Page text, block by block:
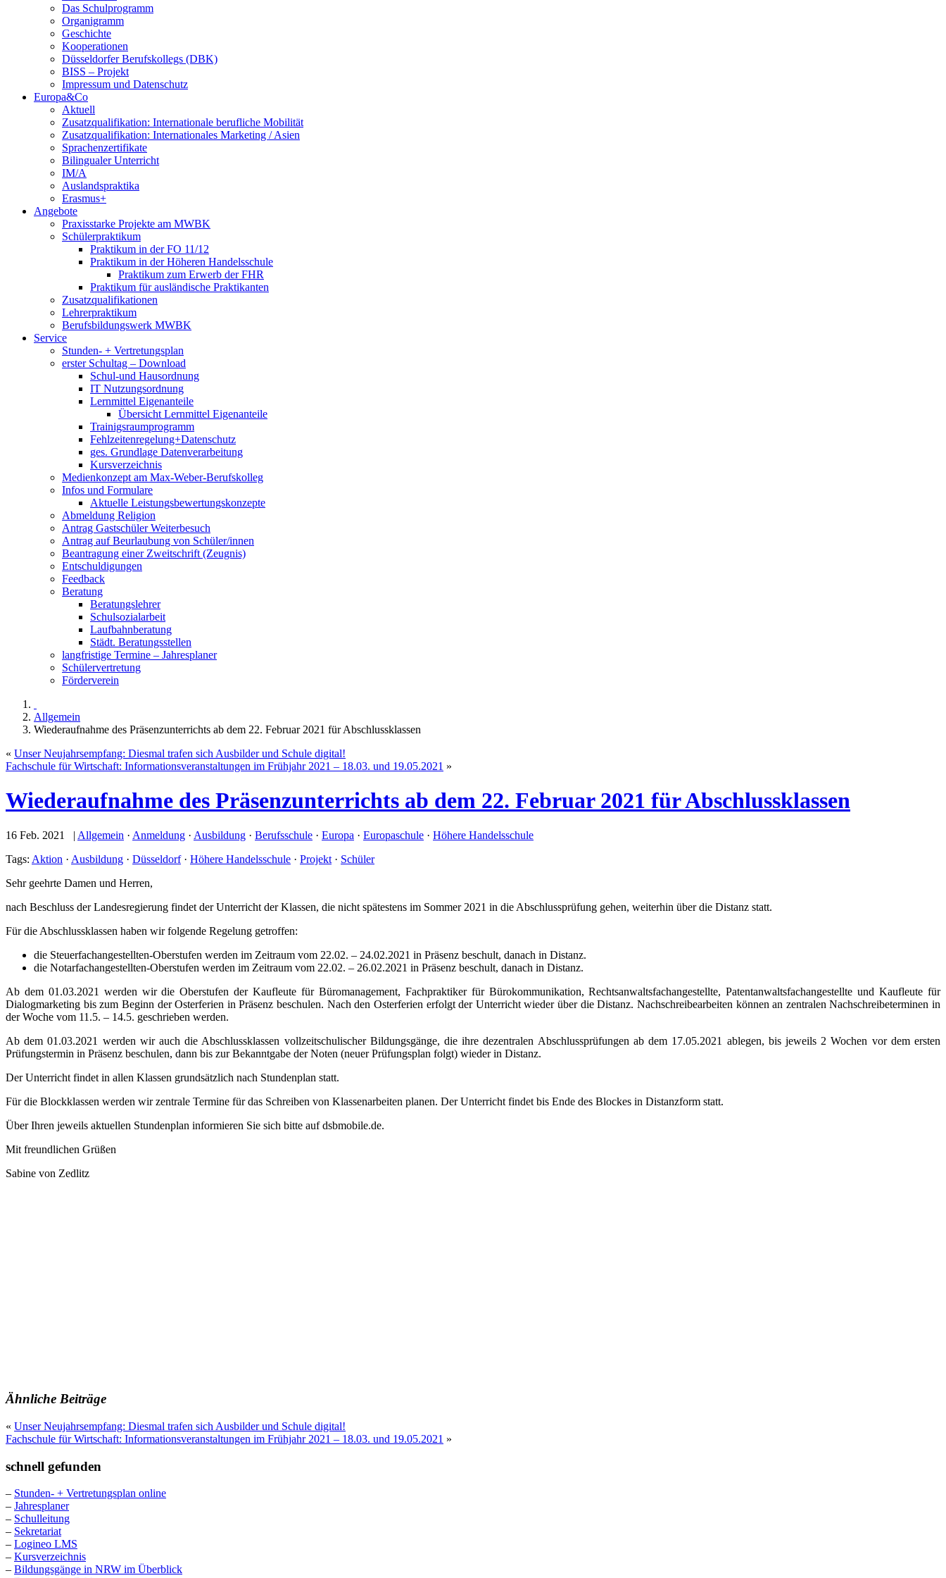
Das Schulprogramm
Organigramm
Geschichte
Kooperationen
Düsseldorfer Berufskollegs (DBK)
BISS – Projekt
Impressum und Datenschutz
Europa&Co
Aktuell
Zusatzqualifikation: Internationale berufliche Mobilität
Zusatzqualifikation: Internationales Marketing / Asien
Sprachenzertifikate
Bilingualer Unterricht
IM/A
Auslandspraktika
Erasmus+
Angebote
Praxisstarke Projekte am MWBK
Schülerpraktikum
Praktikum in der FO 11/12
Praktikum in der Höheren Handelsschule
Praktikum zum Erwerb der FHR
Praktikum für ausländische Praktikanten
Zusatzqualifikationen
Lehrerpraktikum
Berufsbildungswerk MWBK
Service
Stunden- + Vertretungsplan
erster Schultag – Download
Schul-und Hausordnung
IT Nutzungsordnung
Lernmittel Eigenanteile
Übersicht Lernmittel Eigenanteile
Trainigsraumprogramm
Fehlzeitenregelung+Datenschutz
ges. Grundlage Datenverarbeitung
Kursverzeichnis
Medienkonzept am Max-Weber-Berufskolleg
Infos und Formulare
Aktuelle Leistungsbewertungskonzepte
Abmeldung Religion
Antrag Gastschüler Weiterbesuch
Antrag auf Beurlaubung von Schüler/innen
Beantragung einer Zweitschrift (Zeugnis)
Entschuldigungen
Feedback
Beratung
Beratungslehrer
Schulsozialarbeit
Laufbahnberatung
Städt. Beratungsstellen
langfristige Termine – Jahresplaner
Schülervertretung
Förderverein
Allgemein
Wiederaufnahme des Präsenzunterrichts ab dem 22. Februar 2021 für Abschlussklassen
« Unser Neujahrsempfang: Diesmal trafen sich Ausbilder und Schule digital!
Fachschule für Wirtschaft: Informationsveranstaltungen im Frühjahr 2021 – 18.03. und 19.05.2021 »
Wiederaufnahme des Präsenzunterrichts ab dem 22. Februar 2021 für Abschlussklassen
16 Feb. 2021 | Allgemein · Anmeldung · Ausbildung · Berufsschule · Europa · Europaschule · Höhere Handelsschule
Tags: Aktion · Ausbildung · Düsseldorf· Höhere Handelsschule · Projekt · Schüler
Sehr geehrte Damen und Herren,
nach Beschluss der Landesregierung findet der Unterricht der Klassen, die nicht spätestens im Sommer 2021 in die Abschlussprüfung gehen, weiterhin über die Distanz statt.
Für die Abschlussklassen haben wir folgende Regelung getroffen:
die Steuerfachangestellten-Oberstufen werden im Zeitraum vom 22.02. – 24.02.2021 in Präsenz beschult, danach in Distanz.
die Notarfachangestellten-Oberstufen werden im Zeitraum vom 22.02. – 26.02.2021 in Präsenz beschult, danach in Distanz.
Ab dem 01.03.2021 werden wir die Oberstufen der Kaufleute für Büromanagement, Fachpraktiker für Bürokommunikation, Rechtsanwaltsfachangestellte, Patentanwaltsfachangestellte und Kaufleute für
Dialogmarketing bis zum Beginn der Osterferien in Präsenz beschulen. Nach den Osterferien erfolgt der Unterricht wieder über die Distanz. Nachschreibearbeiten können an zentralen Nachschreibeterminen in
der Woche vom 11.5. – 14.5. geschrieben werden.
Ab dem 01.03.2021 werden wir auch die Abschlussklassen vollzeitschulischer Bildungsgänge, die ihre dezentralen Abschlussprüfungen ab dem 17.05.2021 ablegen, bis jeweils 2 Wochen vor dem ersten
Prüfungstermin in Präsenz beschulen, dann bis zur Bekanntgabe der Noten (neuer Prüfungsplan folgt) wieder in Distanz.
Der Unterricht findet in allen Klassen grundsätzlich nach Stundenplan statt.
Für die Blockklassen werden wir zentrale Termine für das Schreiben von Klassenarbeiten planen. Der Unterricht findet bis Ende des Blockes in Distanzform statt.
Über Ihren jeweils aktuellen Stundenplan informieren Sie sich bitte auf dsbmobile.de.
Mit freundlichen Grüßen
Sabine von Zedlitz
Ähnliche Beiträge
« Unser Neujahrsempfang: Diesmal trafen sich Ausbilder und Schule digital!
Fachschule für Wirtschaft: Informationsveranstaltungen im Frühjahr 2021 – 18.03. und 19.05.2021 »
schnell gefunden
– Stunden- + Vertretungsplan online
– Jahresplaner
– Schulleitung
– Sekretariat
– Logineo LMS
– Kursverzeichnis
– Bildungsgänge in NRW im Überblick